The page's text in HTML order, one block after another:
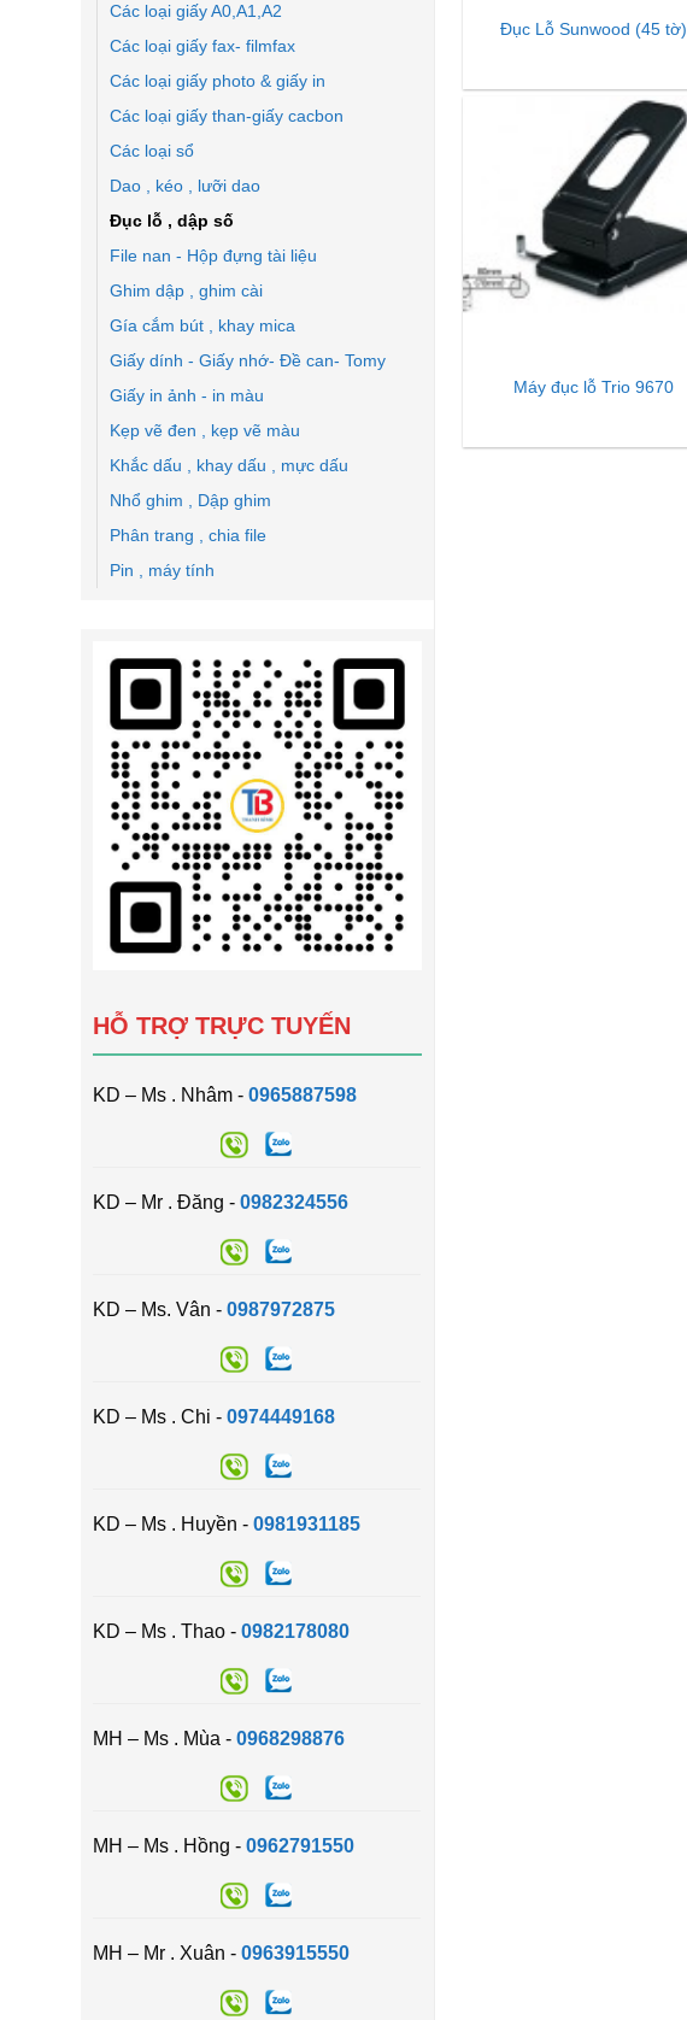
Các loại giấy A0,A1,A2
Các loại giấy fax- filmfax
Các loại giấy photo & giấy in
Các loại giấy than-giấy cacbon
Các loại sổ
Dao , kéo , lưỡi dao
Đục lỗ , dập số
File nan - Hộp đựng tài liệu
Ghim dập , ghim cài
Gía cắm bút , khay mica
Giấy dính - Giấy nhớ- Đề can- Tomy
Giấy in ảnh - in màu
Kẹp vẽ đen , kẹp vẽ màu
Khắc dấu , khay dấu , mực dấu
Nhổ ghim , Dập ghim
Phân trang , chia file
Pin , máy tính
HỖ TRỢ TRỰC TUYẾN
KD – Ms . Nhâm - 0965887598
KD – Mr . Đăng - 0982324556
KD – Ms. Vân - 0987972875
KD – Ms . Chi - 0974449168
KD – Ms . Huyền - 0981931185
KD – Ms . Thao - 0982178080
MH – Ms . Mùa - 0968298876
MH – Ms . Hồng - 0962791550
MH – Mr . Xuân - 0963915550
Đục Lỗ Sunwood (45 tờ)
Máy đục lỗ Trio 9670